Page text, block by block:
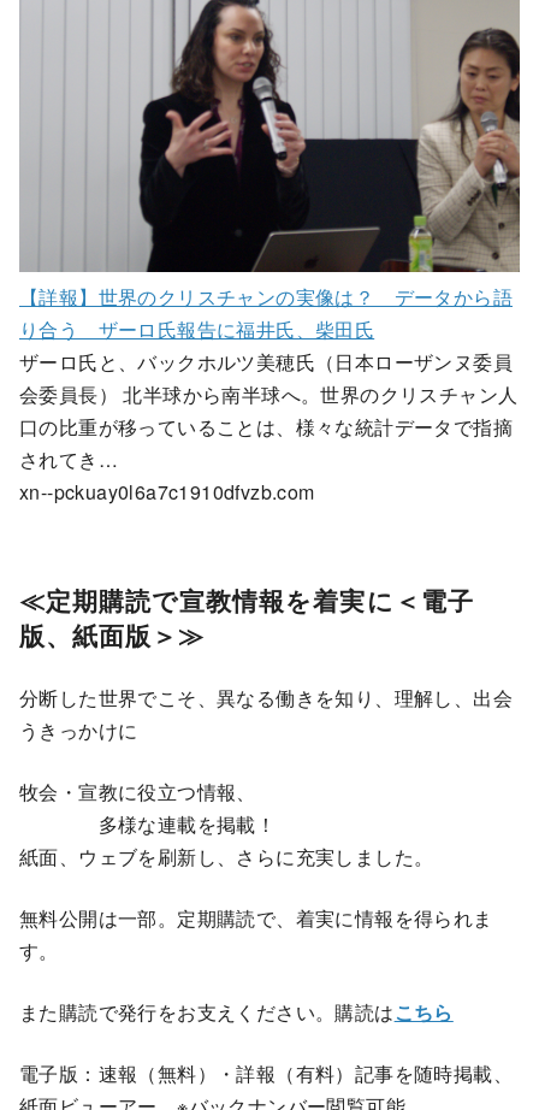
【詳報】世界のクリスチャンの実像は？ データから語
り合う ザーロ氏報告に福井氏、柴田氏
ザーロ氏と、バックホルツ美穂氏（日本ローザンヌ委員
会委員長） 北半球から南半球へ。世界のクリスチャン人
口の比重が移っていることは、様々な統計データで指摘
されてき…
xn--pckuay0l6a7c1910dfvzb.com
≪定期購読で宣教情報を着実に＜電子
版、紙面版＞≫
分断した世界でこそ、異なる働きを知り、理解し、出会
うきっかけに
牧会・宣教に役立つ情報、
多様な連載を掲載！
紙面、ウェブを刷新し、さらに充実しました。
無料公開は一部。定期購読で、着実に情報を得られま
す。
また購読で発行をお支えください。購読はこちら
電子版：速報（無料）・詳報（有料）記事を随時掲載、